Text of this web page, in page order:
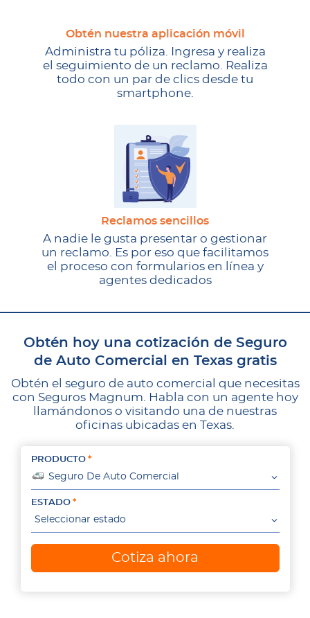
Obtén nuestra aplicación móvil
Administra tu póliza. Ingresa y realiza
el seguimiento de un reclamo. Realiza
todo con un par de clics desde tu
smartphone.
Reclamos sencillos
A nadie le gusta presentar o gestionar
un reclamo. Es por eso que facilitamos
el proceso con formularios en línea y
agentes dedicados
Obtén hoy una cotización de Seguro
de Auto Comercial en Texas gratis
Obtén el seguro de auto comercial que necesitas
con Seguros Magnum. Habla con un agente hoy
llamándonos o visitando una de nuestras
oficinas ubicadas en Texas.
PRODUCTO
Seguro De Auto Comercial
ESTADO
Seleccionar estado
Cotiza ahora